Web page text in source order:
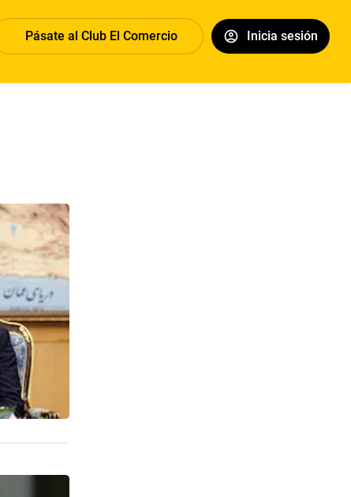
Pásate al Club El Comercio Inicia sesión